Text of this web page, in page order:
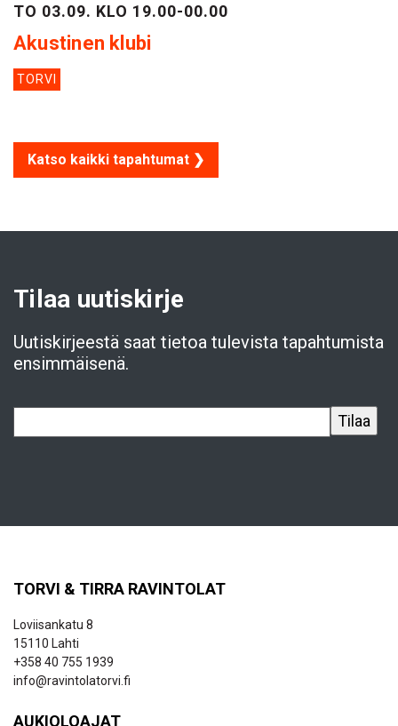
TO 03.09. KLO 19.00-00.00
Akustinen klubi
TORVI
Katso kaikki tapahtumat ❯
Tilaa uutiskirje
Uutiskirjeestä saat tietoa tulevista tapahtumista
ensimmäisenä.
TORVI & TIRRA RAVINTOLAT
Loviisankatu 8
15110 Lahti
+358 40 755 1939
info@ravintolatorvi.fi
AUKIOLOAJAT